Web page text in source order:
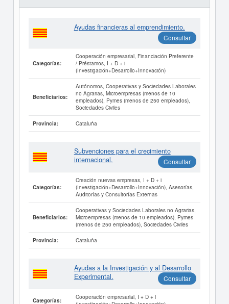
Ayudas financieras al emprendimiento.
Consultar
Categorías:
Cooperación empresarial, Financiación Preferente
/ Préstamos, I + D + i
(Investigación+Desarrollo+Innovación)
Beneficiarios:
Autónomos, Cooperativas y Sociedades Laborales
no Agrarias, Microempresas (menos de 10
empleados), Pymes (menos de 250 empleados),
Sociedades Civiles
Provincia: Cataluña
Subvenciones para el crecimiento
internacional.
Consultar
Categorías:
Creación nuevas empresas, I + D + i
(Investigación+Desarrollo+Innovación), Asesorías,
Auditorías y Consultorías Externas
Beneficiarios:
Cooperativas y Sociedades Laborales no Agrarias,
Microempresas (menos de 10 empleados), Pymes
(menos de 250 empleados), Sociedades Civiles
Provincia: Cataluña
Ayudas a la Investigación y al Desarrollo
Experimental.
Consultar
Categorías:
Cooperación empresarial, I + D + i